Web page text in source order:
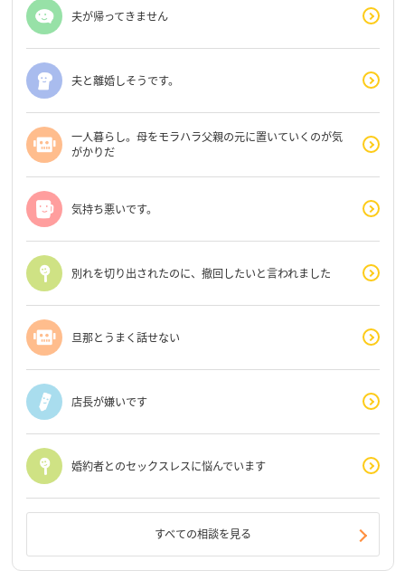
夫が帰ってきません
夫と離婚しそうです。
一人暮らし。母をモラハラ父親の元に置いていくのが気
がかりだ
気持ち悪いです。
別れを切り出されたのに、撤回したいと言われました
旦那とうまく話せない
店長が嫌いです
婚約者とのセックスレスに悩んでいます
すべての相談を見る